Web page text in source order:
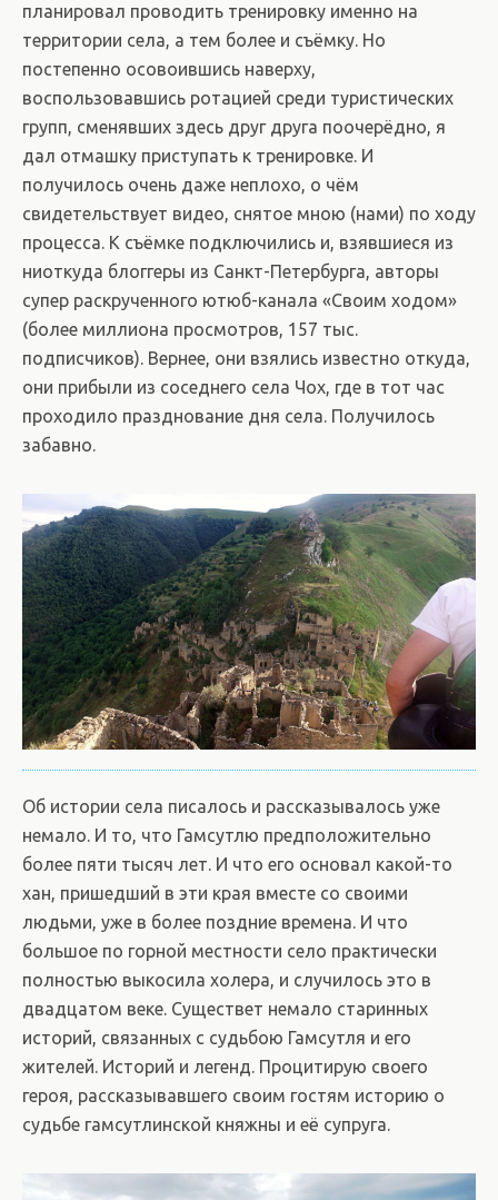
планировал проводить тренировку именно на
территории села, а тем более и съёмку. Но
постепенно осовоившись наверху,
воспользовавшись ротацией среди туристических
групп, сменявших здесь друг друга поочерёдно, я
дал отмашку приступать к тренировке. И
получилось очень даже неплохо, о чём
свидетельствует видео, снятое мною (нами) по ходу
процесса. К съёмке подключились и, взявшиеся из
ниоткуда блоггеры из Санкт-Петербурга, авторы
супер раскрученного ютюб-канала «Своим ходом»
(более миллиона просмотров, 157 тыс.
подписчиков). Вернее, они взялись известно откуда,
они прибыли из соседнего села Чох, где в тот час
проходило празднование дня села. Получилось
забавно.
Об истории села писалось и рассказывалось уже
немало. И то, что Гамсутлю предположительно
более пяти тысяч лет. И что его основал какой-то
хан, пришедший в эти края вместе со своими
людьми, уже в более поздние времена. И что
большое по горной местности село практически
полностью выкосила холера, и случилось это в
двадцатом веке. Существет немало старинных
историй, связанных с судьбою Гамсутля и его
жителей. Историй и легенд. Процитирую своего
героя, рассказывавшего своим гостям историю о
судьбе гамсутлинской княжны и её супруга.